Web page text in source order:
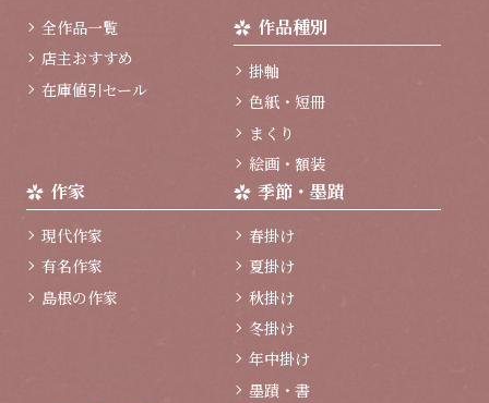
全作品一覧
店主おすすめ
在庫値引セール
作品種別
掛軸
色紙・短冊
まくり
絵画・額装
作家
現代作家
有名作家
島根の作家
季節・墨蹟
春掛け
夏掛け
秋掛け
冬掛け
年中掛け
墨蹟・書